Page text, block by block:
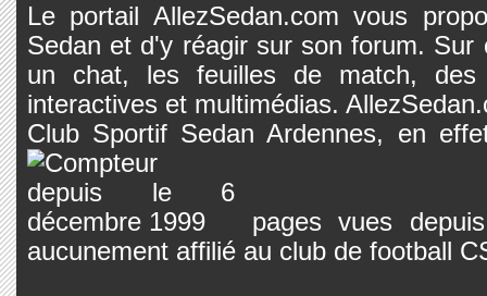
Le portail AllezSedan.com vous
Sedan et d'y réagir sur son forum.
un chat, les feuilles de match, des
interactives et multimédias.
Club Sportif Sedan Ardennes, en
pages vues
aucunement affilié au club de football